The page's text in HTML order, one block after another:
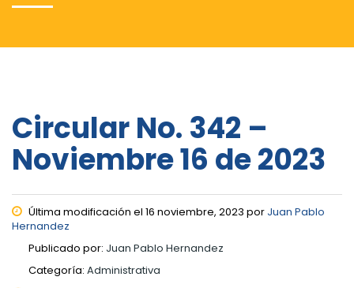
Circular No. 342 –
Noviembre 16 de 2023
Última modificación el 16 noviembre, 2023 por Juan Pablo
Hernandez
Publicado por: Juan Pablo Hernandez
Categoría: Administrativa